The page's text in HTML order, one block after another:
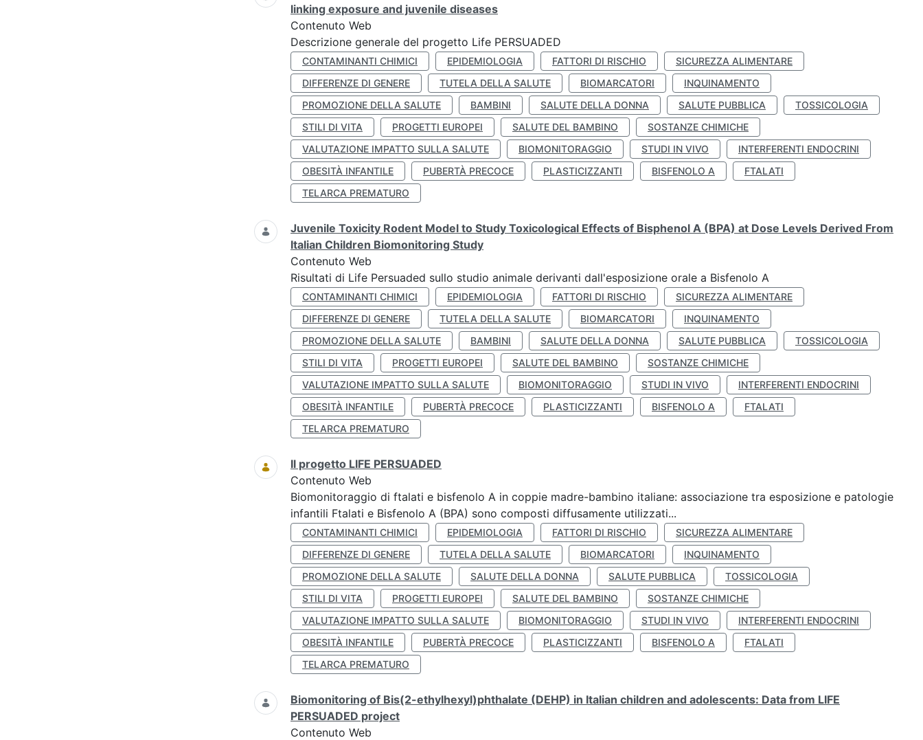
linking exposure and juvenile diseases
Contenuto Web
Descrizione generale del progetto Life PERSUADED
CONTAMINANTI CHIMICI EPIDEMIOLOGIA FATTORI DI RISCHIO
SICUREZZA ALIMENTARE
DIFFERENZE DI GENERE
TUTELA DELLA SALUTE BIOMARCATORI
INQUINAMENTO
PROMOZIONE DELLA SALUTE
BAMBINI SALUTE DELLA DONNA SALUTE PUBBLICA
TOSSICOLOGIA
STILI DI VITA
PROGETTI EUROPEI SALUTE DEL BAMBINO
SOSTANZE CHIMICHE
VALUTAZIONE IMPATTO SULLA SALUTE
BIOMONITORAGGIO STUDI IN VIVO
INTERFERENTI ENDOCRINI
OBESITÀ INFANTILE
PUBERTÀ PRECOCE PLASTICIZZANTI BISFENOLO A
FTALATI
TELARCA PREMATURO
Juvenile Toxicity Rodent Model to Study Toxicological Effects of Bisphenol A (BPA) at Dose Levels Derived From
Italian Children Biomonitoring Study
Contenuto Web
Risultati di Life Persuaded sullo studio animale derivanti dall'esposizione orale a Bisfenolo A
CONTAMINANTI CHIMICI EPIDEMIOLOGIA FATTORI DI RISCHIO
SICUREZZA ALIMENTARE
DIFFERENZE DI GENERE
TUTELA DELLA SALUTE BIOMARCATORI
INQUINAMENTO
PROMOZIONE DELLA SALUTE
BAMBINI SALUTE DELLA DONNA SALUTE PUBBLICA
TOSSICOLOGIA
STILI DI VITA
PROGETTI EUROPEI SALUTE DEL BAMBINO
SOSTANZE CHIMICHE
VALUTAZIONE IMPATTO SULLA SALUTE
BIOMONITORAGGIO STUDI IN VIVO
INTERFERENTI ENDOCRINI
OBESITÀ INFANTILE
PUBERTÀ PRECOCE PLASTICIZZANTI BISFENOLO A
FTALATI
TELARCA PREMATURO
Il progetto LIFE PERSUADED
Contenuto Web
Biomonitoraggio di ftalati e bisfenolo A in coppie madre-bambino italiane: associazione tra esposizione e patologie
infantili Ftalati e Bisfenolo A (BPA) sono composti diffusamente utilizzati...
CONTAMINANTI CHIMICI EPIDEMIOLOGIA FATTORI DI RISCHIO
SICUREZZA ALIMENTARE
DIFFERENZE DI GENERE
TUTELA DELLA SALUTE BIOMARCATORI
INQUINAMENTO
PROMOZIONE DELLA SALUTE
SALUTE DELLA DONNA SALUTE PUBBLICA
TOSSICOLOGIA
STILI DI VITA
PROGETTI EUROPEI SALUTE DEL BAMBINO
SOSTANZE CHIMICHE
VALUTAZIONE IMPATTO SULLA SALUTE
BIOMONITORAGGIO STUDI IN VIVO
INTERFERENTI ENDOCRINI
OBESITÀ INFANTILE
PUBERTÀ PRECOCE PLASTICIZZANTI BISFENOLO A
FTALATI
TELARCA PREMATURO
Biomonitoring of Bis(2-ethylhexyl)phthalate (DEHP) in Italian children and adolescents: Data from LIFE
PERSUADED project
Contenuto Web